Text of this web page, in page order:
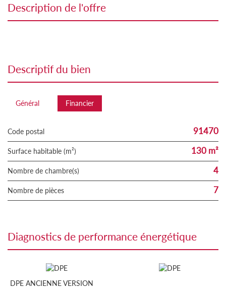
description de l'offre
descriptif du bien
Général Financier
Code postal 91470
Surface habitable (m²) 130 m²
Nombre de chambre(s) 4
Nombre de pièces 7
diagnostics de performance énergétique
DPE ANCIENNE VERSION